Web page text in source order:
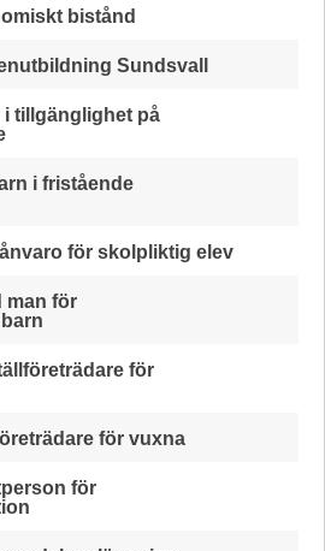
bistånd
Sundsvall
i tillgänglighet på
i fristående
för skolpliktig elev
man för
för
för vuxna
för